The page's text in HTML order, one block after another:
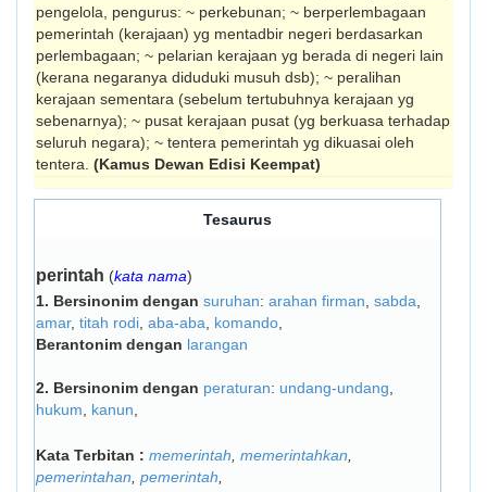
pengelola, pengurus: ~ perkebunan; ~ berperlembagaan
pemerintah (kerajaan) yg mentadbir negeri berdasarkan
perlemba­gaan; ~ pelarian kerajaan yg berada di negeri lain
(kerana negaranya diduduki musuh dsb); ~ peralihan
kerajaan sementara (sebelum tertubuhnya kerajaan yg
sebenarnya); ~ pusat kerajaan pusat (yg berkuasa terhadap
seluruh negara); ~ tentera pemerintah yg dikuasai oleh
tentera. (Kamus Dewan Edisi Keempat)
Tesaurus
perintah (kata nama)
1. Bersinonim dengan suruhan: arahan firman sabda
amar, titah rodi aba-aba komando
Berantonim dengan larangan
2. Bersinonim dengan peraturan: undang-undang
hukum
kanun
Kata Terbitan : memerintah memerintahkan
pemerintahan pemerintah